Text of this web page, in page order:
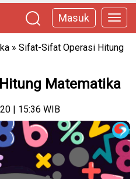
Masuk
» Sifat-Sifat Operasi Hitung
Matematika
| 15:36 WIB